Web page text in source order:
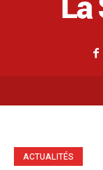
ACTUALITÉS